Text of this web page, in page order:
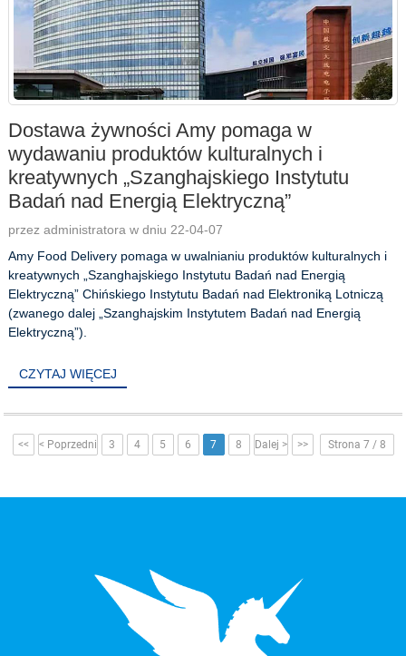
Dostawa żywności Amy pomaga w
wydawaniu produktów kulturalnych i
kreatywnych „Szanghajskiego Instytutu
Badań nad Energią Elektryczną”
przez administratora w dniu 22-04-07
Amy Food Delivery pomaga w uwalnianiu produktów kulturalnych i
kreatywnych „Szanghajskiego Instytutu Badań nad Energią
Elektryczną” Chińskiego Instytutu Badań nad Elektroniką Lotniczą
(zwanego dalej „Szanghajskim Instytutem Badań nad Energią
Elektryczną”).
CZYTAJ WIĘCEJ
<< < Poprzedni 3 4 5 6 7 8 Dalej > >> Strona 7 / 8